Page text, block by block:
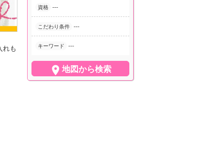
資格 ---
こだわり条件 ---
キーワード ---
 地図から検索
れも